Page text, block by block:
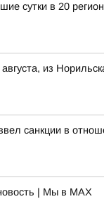
сутки в 20
из
санкции в
| Мы в MAX